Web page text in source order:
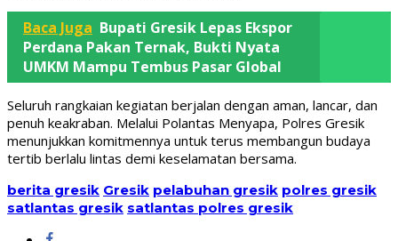
Baca Juga Bupati Gresik Lepas Ekspor
Perdana Pakan Ternak, Bukti Nyata
UMKM Mampu Tembus Pasar Global
Seluruh rangkaian kegiatan berjalan dengan aman, lancar, dan
penuh keakraban. Melalui Polantas Menyapa, Polres Gresik
menunjukkan komitmennya untuk terus membangun budaya
tertib berlalu lintas demi keselamatan bersama.
berita gresik Gresik pelabuhan gresik polres gresik
satlantas gresik satlantas polres gresik